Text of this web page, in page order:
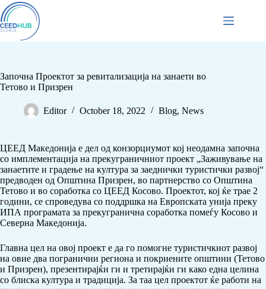
Започна Проектот за ревитализација на занаети во
Тетово и Призрен
Editor October 18, 2022 Blog, News
ЦЕЕД Македонија е дел од конзорциумот кој неодамна започна
со имплементација на прекуграничниот проект „Заживување на
занаетите и градење на култура за заеднички туристички развој“
предводен од Општина Призрен, во партнерство со Општина
Тетово и во соработка со ЦЕЕД Косово. Проектот, кој ќе трае 2
години, се спроведува со поддршка на Европската унија преку
ИПА програмата за прекугранична соработка помеѓу Косово и
Северна Македонија.
Главна цел на овој проект е да го помогне туристичкиот развој
на овие два погранични региона и покриените општини (Тетово
и Призрен), презентирајќи ги и третирајќи ги како една целина
со блиска култура и традиција. За таа цел проектот ќе работи на